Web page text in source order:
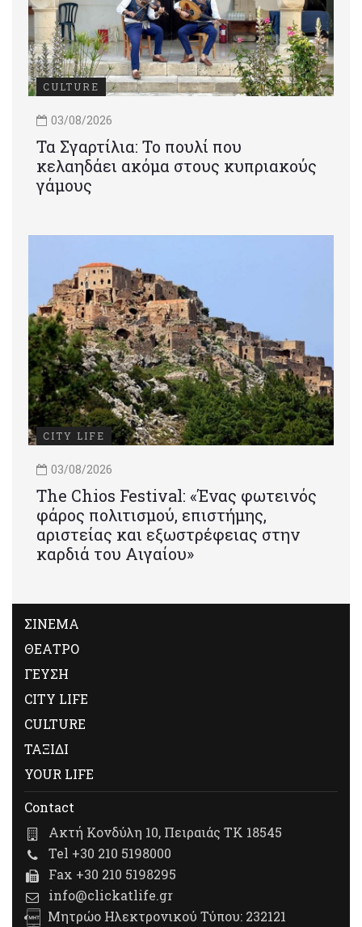
CULTURE
03/08/2026
Τα Σγαρτίλια: Το πουλί που
κελαηδάει ακόμα στους κυπριακούς
γάμους
CITY LIFE
03/08/2026
Τhe Chios Festival: «Ένας φωτεινός
φάρος πολιτισμού, επιστήμης,
αριστείας και εξωστρέφειας στην
καρδιά του Αιγαίου»
ΣΙΝΕΜΑ
ΘΕΑΤΡΟ
ΓΕΥΣΗ
CITY LIFE
CULTURE
ΤΑΞΙΔΙ
YOUR LIFE
Contact
Ακτή Κονδύλη 10, Πειραιάς ΤΚ 18545
Tel +30 210 5198000
Fax +30 210 5198295
info@clickatlife.gr
Μητρώο Ηλεκτρονικού Τύπου: 232121